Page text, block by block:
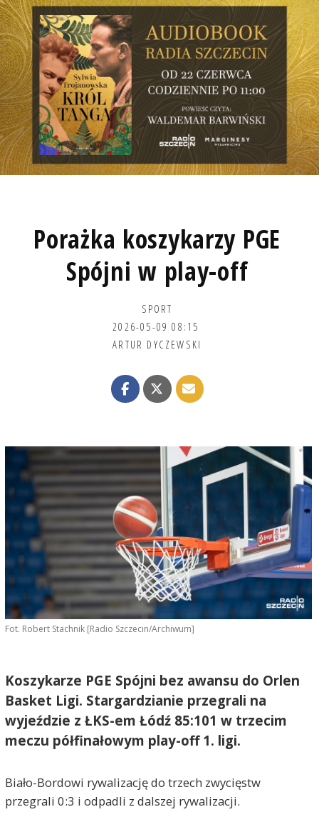
Porażka koszykarzy PGE
Spójni w play-off
SPORT
2026-05-09 08:15
ARTUR DYCZEWSKI
Fot. Robert Stachnik [Radio Szczecin/Archiwum]
Koszykarze PGE Spójni bez awansu do Orlen
Basket Ligi. Stargardzianie przegrali na
wyjeździe z ŁKS-em Łódź 85:101 w trzecim
meczu półfinałowym play-off 1. ligi.
Biało-Bordowi rywalizację do trzech zwycięstw
przegrali 0:3 i odpadli z dalszej rywalizacji.